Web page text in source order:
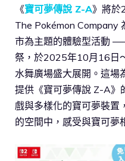
《寶可夢傳說 Z-A》將於
The Pokémon Company
市為主題的體驗型活動
祭，於2025年10月16日
水舞廣場盛大展開。這場
提供《寶可夢傳說 Z-A》
戲與多樣化的寶可夢裝置
的空間中，感受與寶可夢